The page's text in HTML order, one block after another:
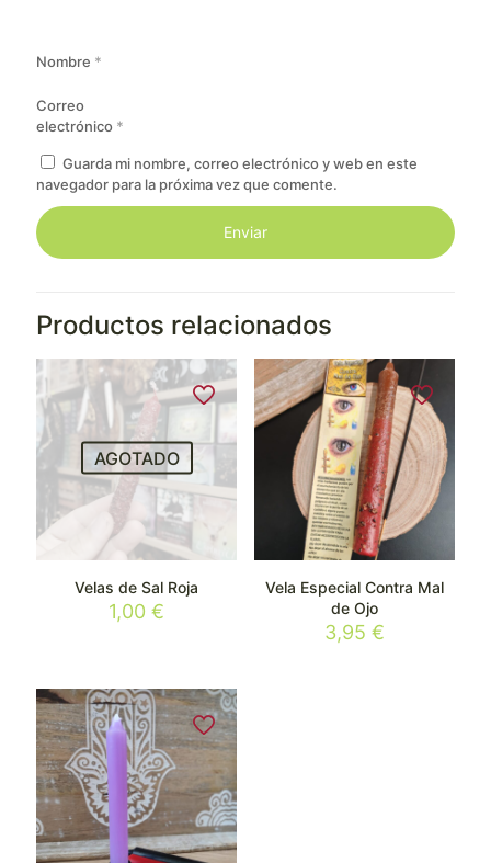
Nombre *
Correo
electrónico *
Guarda mi nombre, correo electrónico y web en este
navegador para la próxima vez que comente.
Productos relacionados
AGOTADO
Velas de Sal Roja
1,00€
Vela Especial Contra Mal
de Ojo
3,95 €